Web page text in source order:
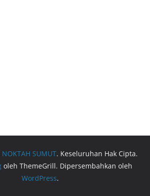
NOKTAH SUMUT. Keseluruhan Hak Cipta.
oleh ThemeGrill. Dipersembahkan oleh
WordPress.